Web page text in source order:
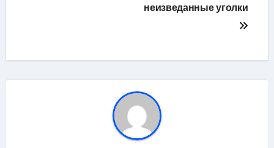
неизведанные уголки